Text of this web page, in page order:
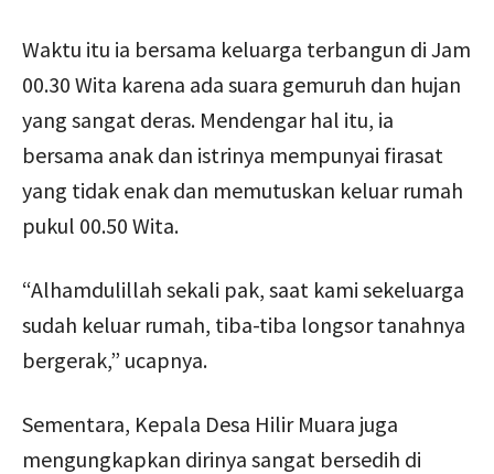
Waktu itu ia bersama keluarga terbangun di Jam
00.30 Wita karena ada suara gemuruh dan hujan
yang sangat deras. Mendengar hal itu, ia
bersama anak dan istrinya mempunyai firasat
yang tidak enak dan memutuskan keluar rumah
pukul 00.50 Wita.
“Alhamdulillah sekali pak, saat kami sekeluarga
sudah keluar rumah, tiba-tiba longsor tanahnya
bergerak,” ucapnya.
Sementara, Kepala Desa Hilir Muara juga
mengungkapkan dirinya sangat bersedih di